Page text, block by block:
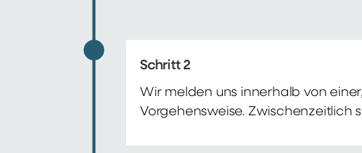
Schritt 2
Wir melden uns innerhalb von
Vorgehensweise. Zwischenzeitlich